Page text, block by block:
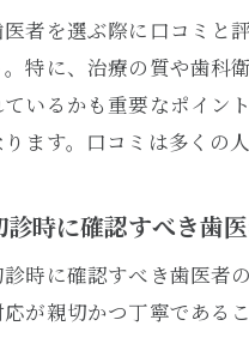
者を選ぶ際に口コミと
。特に、治療の質や歯科
ているかも重要なポイン
ります。口コミは多くの
診時に確認すべき歯
時に確認すべき歯医者
が親切かつ丁寧である